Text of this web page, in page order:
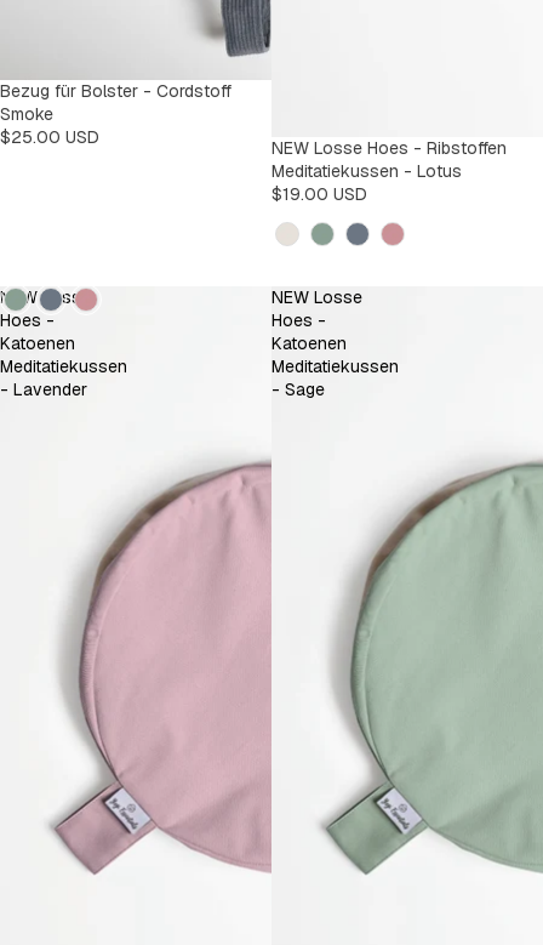
Bezug für Bolster - Cordstoff
Smoke
$25.00 USD
Kleur
NEW Losse Hoes - Ribstoffen
Meditatiekussen - Lotus
$19.00 USD
Kleur
NEW Losse
Hoes -
Katoenen
Meditatiekussen
- Lavender
NEW Losse
Hoes -
Katoenen
Meditatiekussen
- Sage